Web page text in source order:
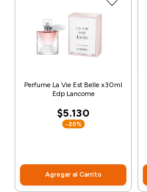
Perfume La Vie Est Belle x30ml
Edp Lancome
$5.130
-20%
Agregar al Carrito